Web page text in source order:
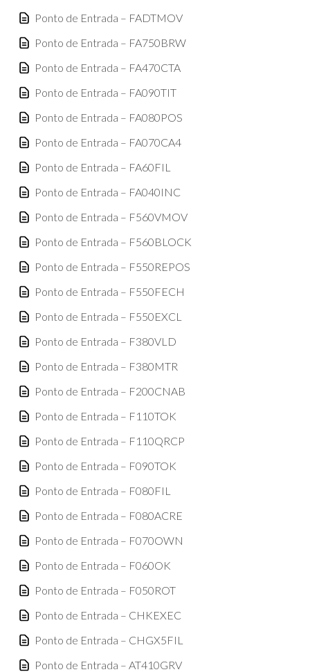
Ponto de Entrada – FADTMOV
Ponto de Entrada – FA750BRW
Ponto de Entrada – FA470CTA
Ponto de Entrada – FA090TIT
Ponto de Entrada – FA080POS
Ponto de Entrada – FA070CA4
Ponto de Entrada – FA60FIL
Ponto de Entrada – FA040INC
Ponto de Entrada – F560VMOV
Ponto de Entrada – F560BLOCK
Ponto de Entrada – F550REPOS
Ponto de Entrada – F550FECH
Ponto de Entrada – F550EXCL
Ponto de Entrada – F380VLD
Ponto de Entrada – F380MTR
Ponto de Entrada – F200CNAB
Ponto de Entrada – F110TOK
Ponto de Entrada – F110QRCP
Ponto de Entrada – F090TOK
Ponto de Entrada – F080FIL
Ponto de Entrada – F080ACRE
Ponto de Entrada – F070OWN
Ponto de Entrada – F060OK
Ponto de Entrada – F050ROT
Ponto de Entrada – CHKEXEC
Ponto de Entrada – CHGX5FIL
Ponto de Entrada – AT410GRV